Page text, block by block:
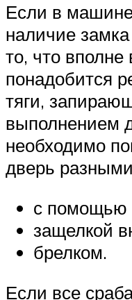
Если в
наличие
то, что вполне
понадобится
тяги,
выполнением
необходимо
дверь
с помощью
защелкой
брелком.
Если все